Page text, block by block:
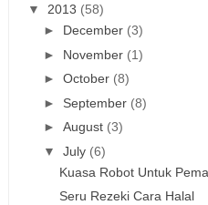
▼ 2013 (58)
► December (3)
► November (1)
► October (8)
► September (8)
► August (3)
▼ July (6)
Kuasa Robot Untuk
Seru Rezeki Cara Halal